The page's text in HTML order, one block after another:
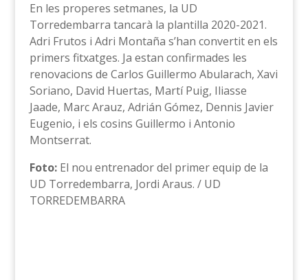
En les properes setmanes, la UD
Torredembarra tancarà la plantilla 2020-2021.
Adri Frutos i Adri Montaña s’han convertit en els
primers fitxatges. Ja estan confirmades les
renovacions de Carlos Guillermo Abularach, Xavi
Soriano, David Huertas, Martí Puig, Iliasse
Jaade, Marc Arauz, Adrián Gómez, Dennis Javier
Eugenio, i els cosins Guillermo i Antonio
Montserrat.
Foto:El nou entrenador del primer equip de la
UD Torredembarra, Jordi Araus. / UD
TORREDEMBARRA